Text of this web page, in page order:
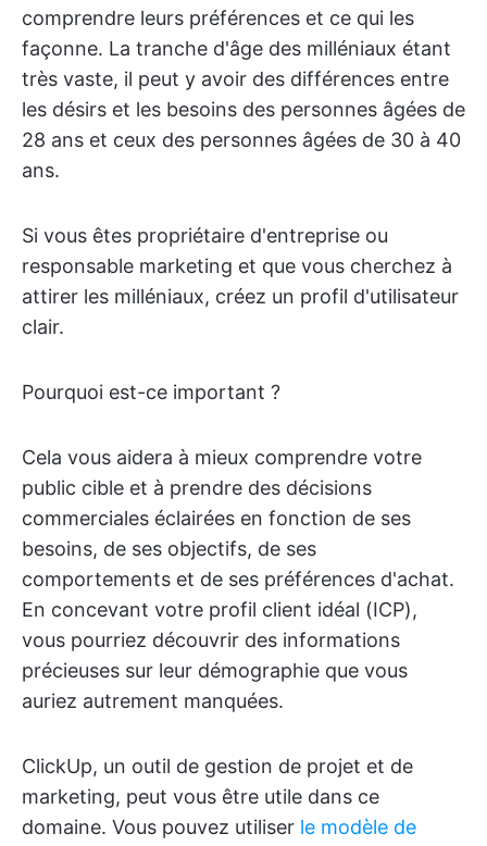
comprendre leurs préférences et ce qui les
façonne. La tranche d'âge des milléniaux étant
très vaste, il peut y avoir des différences entre
les désirs et les besoins des personnes âgées de
28 ans et ceux des personnes âgées de 30 à 40
ans.
Si vous êtes propriétaire d'entreprise ou
responsable marketing et que vous cherchez à
attirer les milléniaux, créez un profil d'utilisateur
clair.
Pourquoi est-ce important ?
Cela vous aidera à mieux comprendre votre
public cible et à prendre des décisions
commerciales éclairées en fonction de ses
besoins, de ses objectifs, de ses
comportements et de ses préférences d'achat.
En concevant votre profil client idéal (ICP),
vous pourriez découvrir des informations
précieuses sur leur démographie que vous
auriez autrement manquées.
ClickUp, un outil de gestion de projet et de
marketing, peut vous être utile dans ce
domaine. Vous pouvez utiliser le modèle de